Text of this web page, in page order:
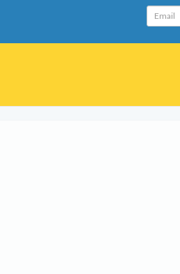
Email